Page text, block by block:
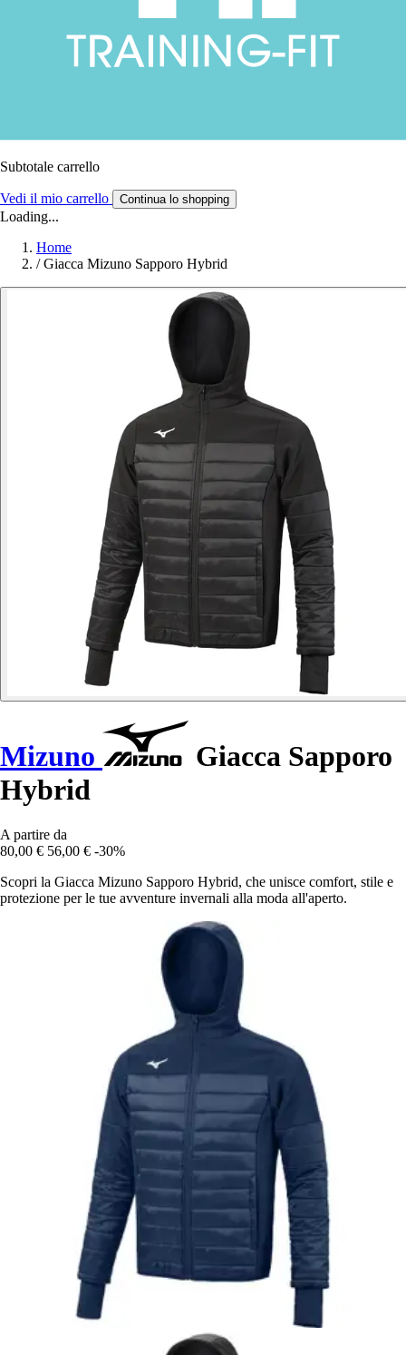
Subtotale carrello
Vedi il mio carrello Continua lo shopping
Loading...
Home
/ Giacca Mizuno Sapporo Hybrid
Mizuno
Giacca Sapporo
Hybrid
A partire da
80,00 € 56,00 € -30%
Scopri la Giacca Mizuno Sapporo Hybrid, che unisce comfort, stile e
protezione per le tue avventure invernali alla moda all'aperto.